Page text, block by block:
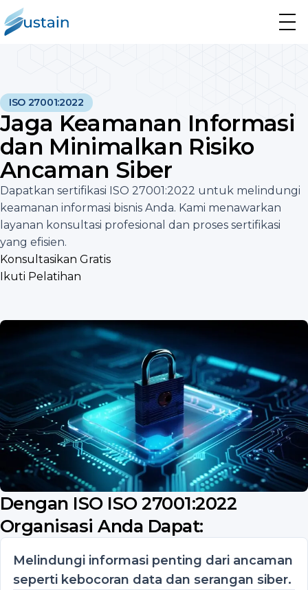
ISO 27001:2022
Jaga Keamanan Informasi
dan Minimalkan Risiko
Ancaman Siber
Dapatkan sertifikasi ISO 27001:2022 untuk melindungi
keamanan informasi bisnis Anda. Kami menawarkan
layanan konsultasi profesional dan proses sertifikasi
yang efisien.
Konsultasikan Gratis
Ikuti Pelatihan
Dengan ISO ISO 27001:2022
Organisasi Anda Dapat:
Melindungi informasi penting dari ancaman
seperti kebocoran data dan serangan siber.